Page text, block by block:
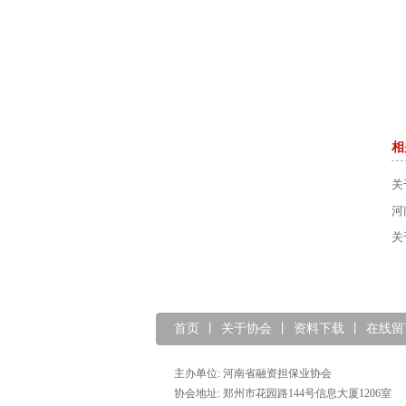
河
首页 关于协会 资料下载 在线
主办单位: 河南省融资担保业协会
协会地址: 郑州市花园路144号信息大厦1206室